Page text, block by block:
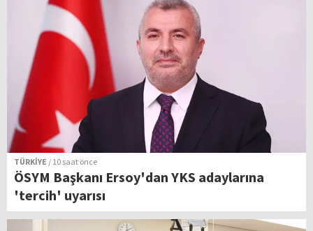
TÜRKİYE / 10 saat önce
ÖSYM Başkanı Ersoy'dan YKS adaylarına
'tercih' uyarısı